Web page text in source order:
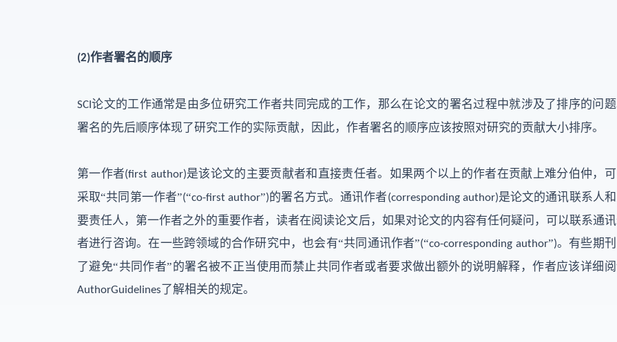
(2)作者署名的顺序
SCI论文的工作通常是由多位研究工作者共同完成的工作，那么在论文的署名过程中就涉及了排序的问
署名的先后顺序体现了研究工作的实际贡献，因此，作者署名的顺序应该按照对研究的贡献大小排序。
第一作者(first author)是该论文的主要贡献者和直接责任者。如果两个以上的作者在贡献上难分伯仲，
采取“共同第一作者”(“co-first author”)的署名方式。通讯作者(corresponding author)是论文的通讯联系人
要责任人，第一作者之外的重要作者，读者在阅读论文后，如果对论文的内容有任何疑问，可以联系通
者进行咨询。在一些跨领域的合作研究中，也会有“共同通讯作者”(“co-corresponding author”)。有些期
了避免“共同作者”的署名被不正当使用而禁止共同作者或者要求做出额外的说明解释，作者应该详细
AuthorGuidelines 了解相关的规定。